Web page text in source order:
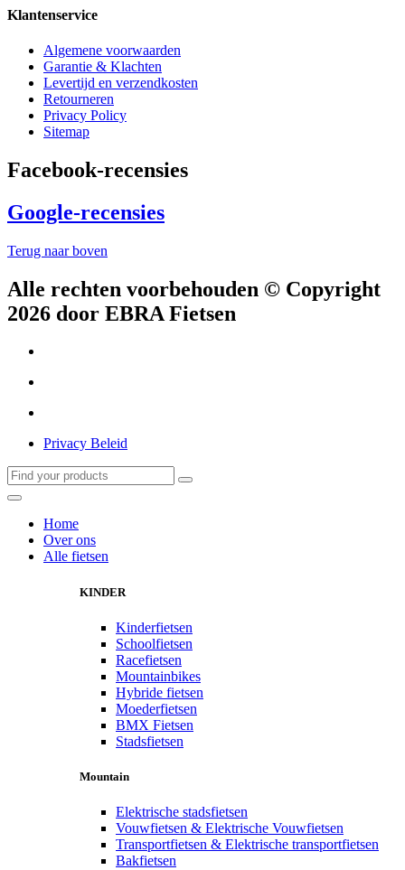
Klantenservice
Algemene voorwaarden
Garantie & Klachten
Levertijd en verzendkosten
Retourneren
Privacy Policy
Sitemap
Facebook-recensies
Google-recensies
Terug naar boven
Alle rechten voorbehouden © Copyright
2026 door EBRA Fietsen
Privacy Beleid
Home
Over ons
Alle fietsen
KINDER
Kinderfietsen
Schoolfietsen
Racefietsen
Mountainbikes
Hybride fietsen
Moederfietsen
BMX Fietsen
Stadsfietsen
Mountain
Elektrische stadsfietsen
Vouwfietsen & Elektrische Vouwfietsen
Transportfietsen & Elektrische transportfietsen
Bakfietsen